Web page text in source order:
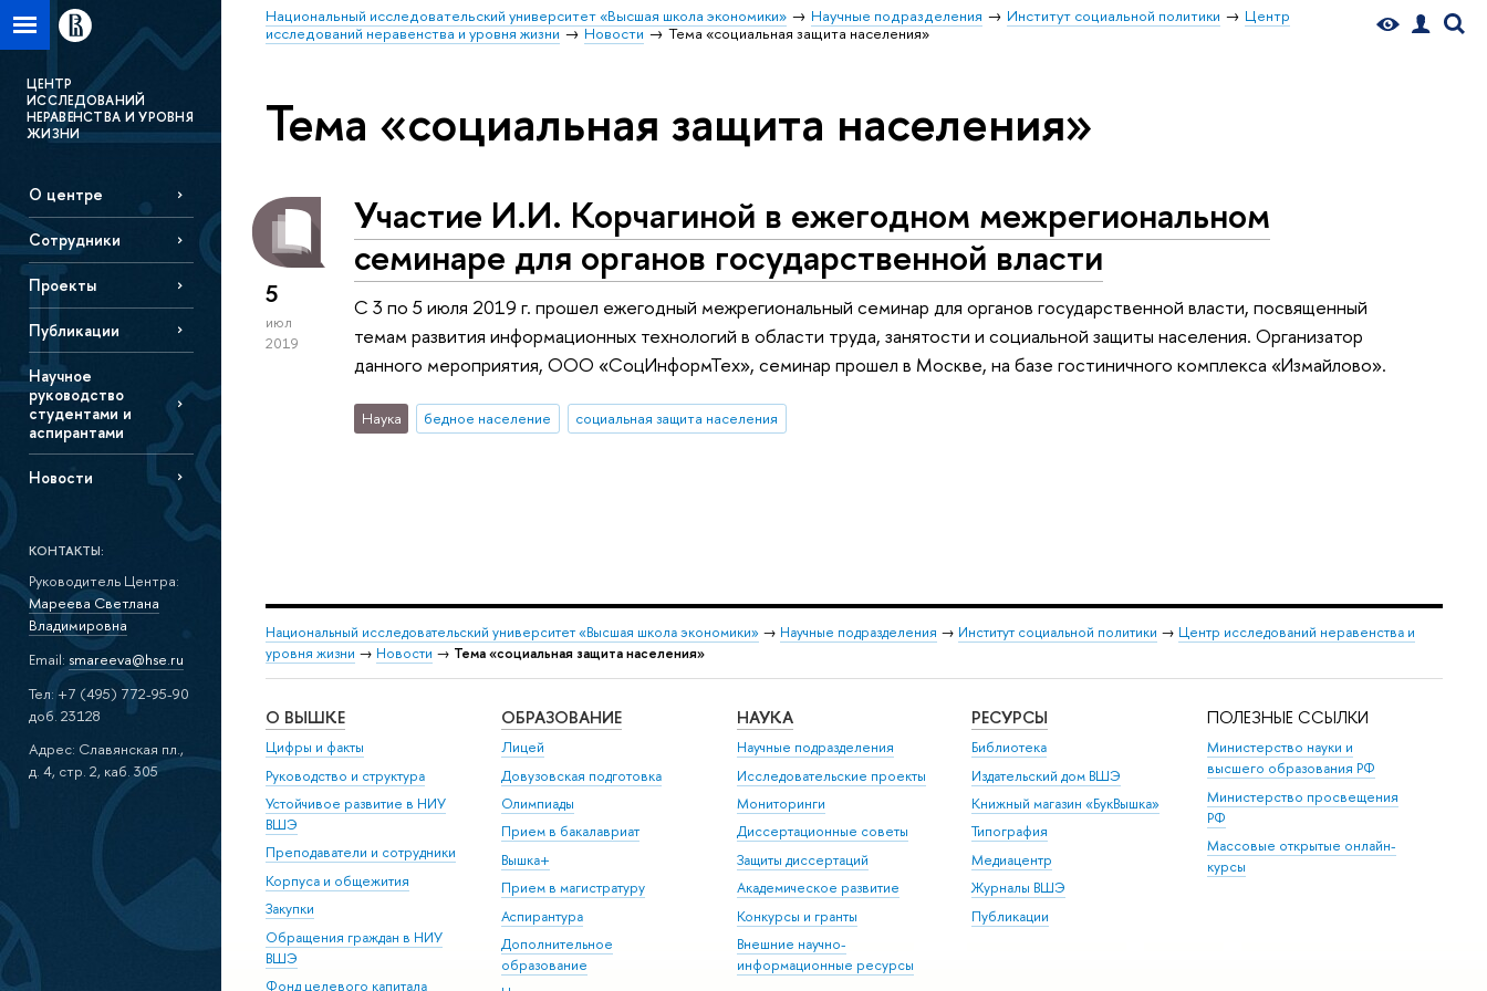
Национальный исследовательский университет «Высшая школа экономики» Научные подразделения Институт социальной политики
Центр
исследований неравенства и уровня жизни
Новости Тема «социальная защита населения»
ЦЕНТР
ИССЛЕДОВАНИЙ
НЕРАВЕНСТВА И УРОВНЯ
ЖИЗНИ
О центре
Сотрудники
Проекты
Публикации
Научное
руководство
студентами и
аспирантами
Новости
КОНТАКТЫ:
Руководитель Центра:
Мареева Светлана
Владимировна
Email: smareeva@hse.ru
Тел: +7 (495) 772-95-90
доб. 23128
Адрес: Славянская пл.,
д. 4, стр. 2, каб. 305
Тема «социальная защита населения»
5
июл
2019
Участие И.И. Корчагиной в ежегодном межрегиональном
семинаре для органов государственной власти
С 3 по 5 июля 2019 г. прошел ежегодный межрегиональный семинар для органов государственной власти, посвященный
темам развития информационных технологий в области труда, занятости и социальной защиты населения. Организатор
данного мероприятия, ООО «СоцИнформТех», семинар прошел в Москве, на базе гостиничного комплекса «Измайлово».
Наука бедное население социальная защита населения
Национальный исследовательский университет «Высшая школа экономики» → Научные подразделения → Институт социальной политики → Центр исследований неравенства и
уровня жизни → Новости → Тема «социальная защита населения»
О ВЫШКЕ
Цифры и факты
Руководство и структура
Устойчивое развитие в НИУ
ВШЭ
Преподаватели и сотрудники
Корпуса и общежития
Закупки
Обращения граждан в НИУ
ВШЭ
Фонд целевого капитала
ОБРАЗОВАНИЕ
Лицей
Довузовская подготовка
Олимпиады
Прием в бакалавриат
Вышка+
Прием в магистратуру
Аспирантура
Дополнительное
образование
НАУКА
Научные подразделения
Исследовательские проекты
Мониторинги
Диссертационные советы
Защиты диссертаций
Академическое развитие
Конкурсы и гранты
Внешние научно-
информационные ресурсы
РЕСУРСЫ
Библиотека
Издательский дом ВШЭ
Книжный магазин «БукВышка»
Типография
Медиацентр
Журналы ВШЭ
Публикации
ПОЛЕЗНЫЕ ССЫЛКИ
Министерство науки и
высшего образования РФ
Министерство просвещения
РФ
Массовые открытые онлайн-
курсы